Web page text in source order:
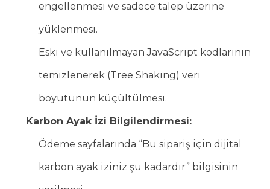
engellenmesi ve sadece talep üzerine
yüklenmesi.
Eski ve kullanılmayan JavaScript kodlarının
temizlenerek (Tree Shaking) veri
boyutunun küçültülmesi.
Karbon Ayak İzi Bilgilendirmesi:
Ödeme sayfalarında “Bu sipariş için dijital
karbon ayak iziniz şu kadardır” bilgisinin